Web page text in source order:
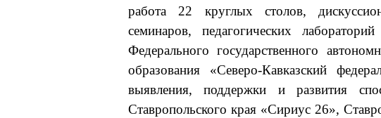
работа 22 круглых столов,
семинаров, педагогических
Федерального государственного
образования «Северо-Кавказский
выявления, поддержки и развития
Ставропольского края «Сириус 26»,